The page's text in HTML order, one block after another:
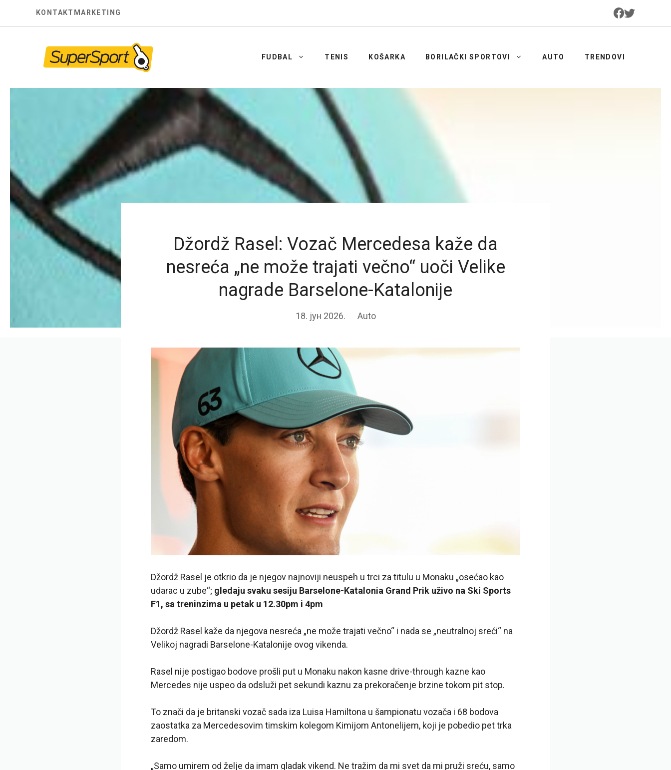
KONTAKT MARKETING
FUDBAL TENIS KOŠARKA BORILAČKI SPORTOVI AUTO TRENDOVI
Džordž Rasel: Vozač Mercedesa kaže da
nesreća „ne može trajati večno“ uoči Velike
nagrade Barselone-Katalonije
18. јун 2026. Auto
Džordž Rasel je otkrio da je njegov najnoviji neuspeh u trci za titulu u Monaku „osećao kao
udarac u zube“; gledaju svaku sesiju Barselone-Katalonia Grand Prik uživo na Ski Sports
F1, sa treninzima u petak u 12.30pm i 4pm
Džordž Rasel kaže da njegova nesreća „ne može trajati večno“ i nada se „neutralnoj sreći“ na
Velikoj nagradi Barselone-Katalonije ovog vikenda.
Rasel nije postigao bodove prošli put u Monaku nakon kasne drive-through kazne kao
Mercedes nije uspeo da odsluži pet sekundi kaznu za prekoračenje brzine tokom pit stop.
To znači da je britanski vozač sada iza Luisa Hamiltona u šampionatu vozača i 68 bodova
zaostatka za Mercedesovim timskim kolegom Kimijom Antonelijem, koji je pobedio pet trka
zaredom.
„Samo umirem od želje da imam gladak vikend. Ne tražim da mi svet da mi pruži sreću, samo